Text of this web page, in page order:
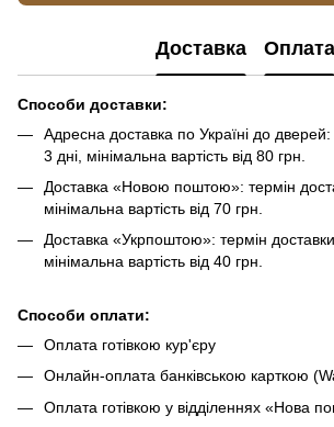
Доставка Оплата
Способи доставки:
Адресна доставка по Україні до
3 дні, мінімальна вартість від 80 грн.
Доставка «Новою поштою»: термін
мінімальна вартість від 70 грн.
Доставка «Укрпоштою»: термін
мінімальна вартість від 40 грн.
Способи оплати:
Оплата готівкою кур'єру
Онлайн-оплата банківською карткою
Оплата готівкою у відділеннях «Нова